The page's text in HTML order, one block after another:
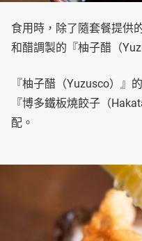
食用時，除了隨套餐提供
和醋調製的『柚子醋（
『柚子醋（Yuzusco）』
『博多鐵板燒餃子（
配。